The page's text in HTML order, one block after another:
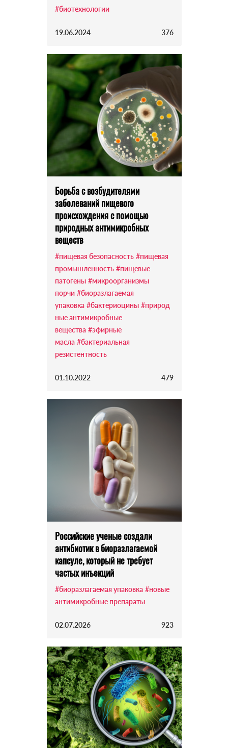
#биотехнологии
19.06.2024 376
Борьба с возбудителями
заболеваний пищевого
происхождения с помощью
природных антимикробных
веществ
#пищевая безопасность #пищевая
промышленность #пищевые
патогены #микроорганизмы
порчи #биоразлагаемая
упаковка #бактериоцины #природ
ные антимикробные
вещества #эфирные
масла #бактериальная
резистентность
01.10.2022 479
Российские ученые создали
антибиотик в биоразлагаемой
капсуле, который не требует
частых инъекций
#биоразлагаемая упаковка #новые
антимикробные препараты
02.07.2026 923